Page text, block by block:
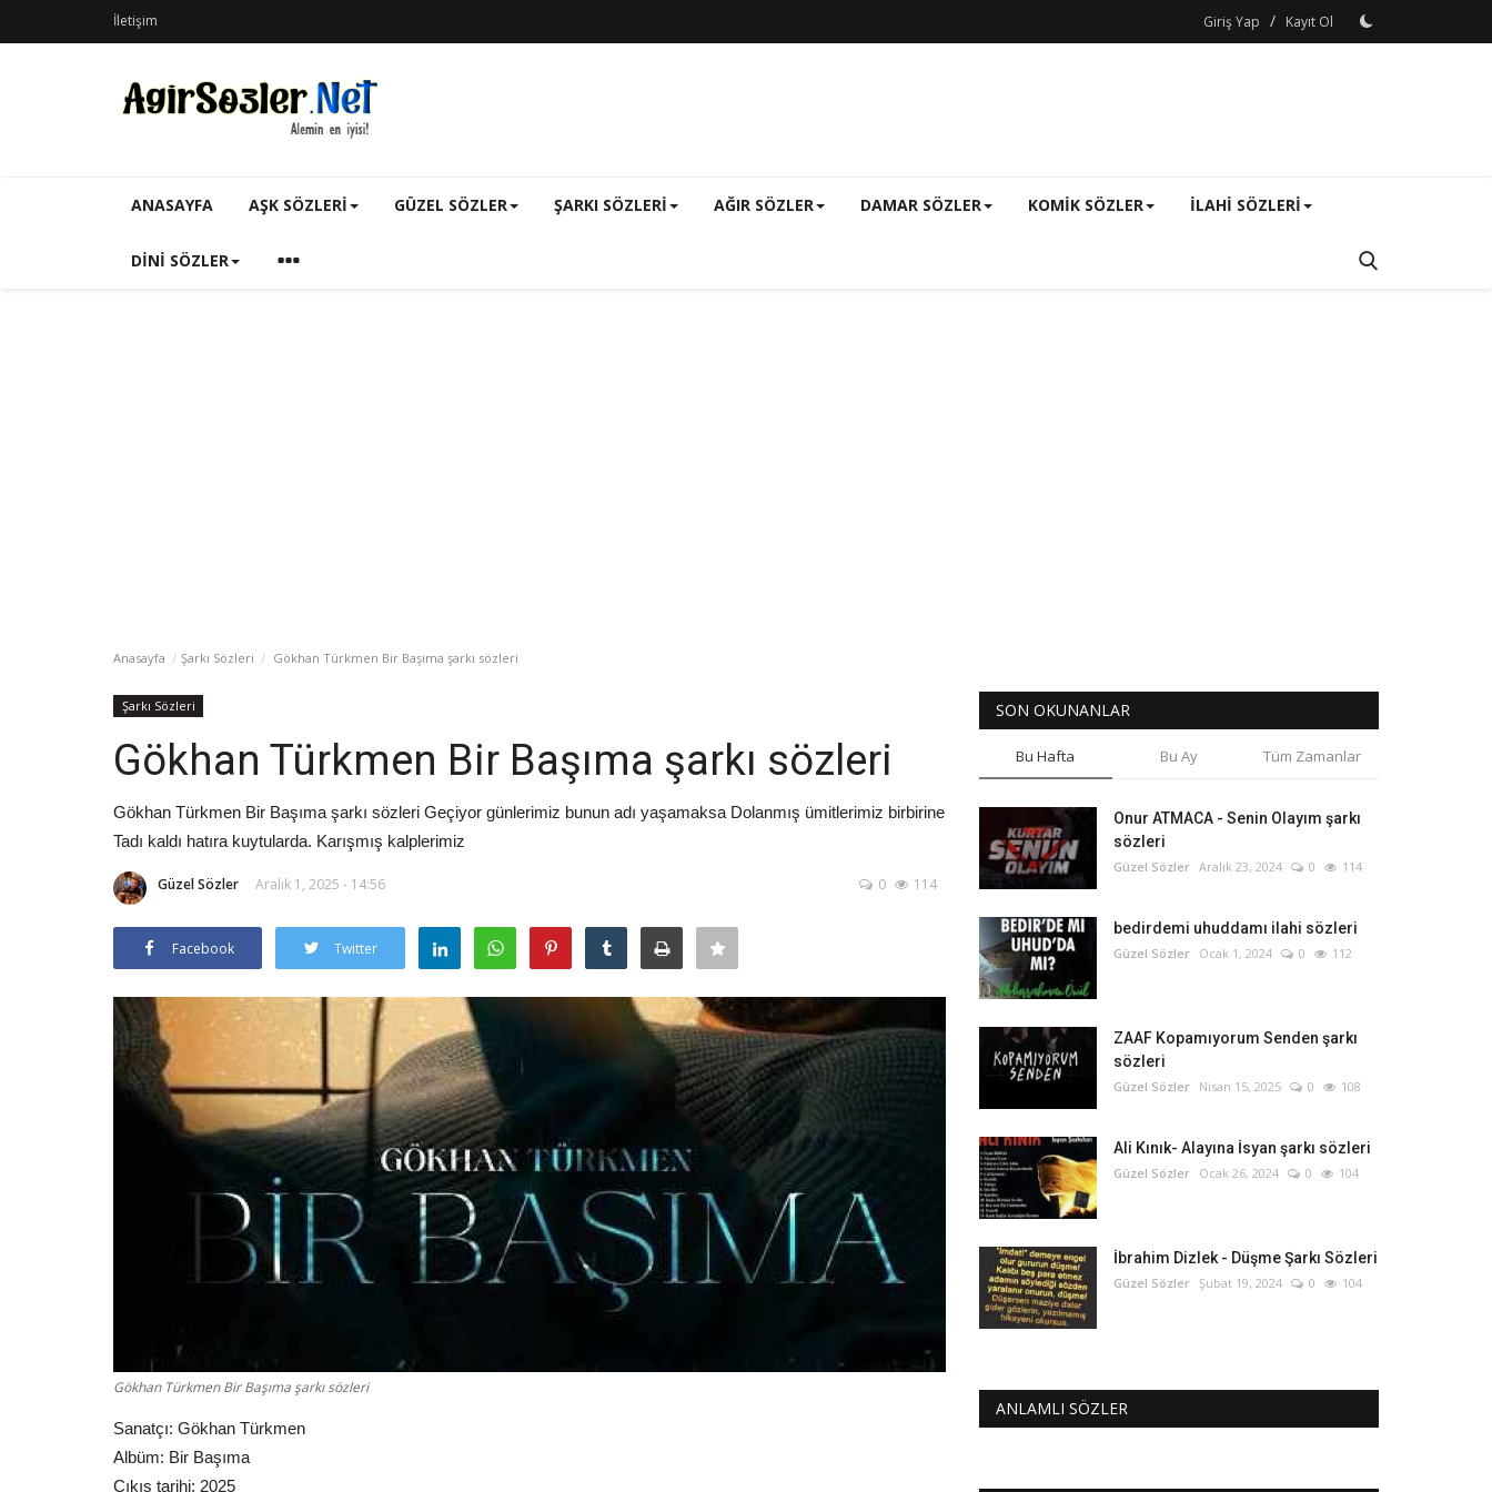
İletişim Giriş Yap / Kayıt Ol
ANASAYFA AŞK SÖZLERI GÜZEL SÖZLER ŞARKI SÖZLERI AĞIR SÖZLER DAMAR SÖZLER KOMIK SÖZLER ILAHI SÖZLERI
DINI SÖZLER
Anasayfa Şarkı Sözleri Gökhan Türkmen Bir Başıma şarkı sözleri
Şarkı Sözleri
Gökhan Türkmen Bir Başıma şarkı sözleri
Gökhan Türkmen Bir Başıma şarkı sözleri Geçiyor günlerimiz bunun adı yaşamaksa Dolanmış ümitlerimiz birbirine
Tadı kaldı hatıra kuytularda. Karışmış kalplerimiz
Güzel Sözler Aralık 1, 2025 - 14:56 0 114
Facebook Twitter
Gökhan Türkmen Bir Başıma şarkı sözleri
Sanatçı: Gökhan Türkmen
Albüm: Bir Başıma
Çıkış tarihi: 2025
SON OKUNANLAR
Bu Hafta Bu Ay Tüm Zamanlar
Onur ATMACA - Senin Olayım şarkı
sözleri
Güzel Sözler Aralık 23, 2024 0 114
bedirdemi uhuddamı ilahi sözleri
Güzel Sözler Ocak 1, 2024 0 112
ZAAF Kopamıyorum Senden şarkı
sözleri
Güzel Sözler Nisan 15, 2025 0 108
Ali Kınık- Alayına İsyan şarkı sözleri
Güzel Sözler Ocak 26, 2024 0 104
İbrahim Dizlek - Düşme Şarkı Sözleri
Güzel Sözler Şubat 19, 2024 0 104
ANLAMLI SÖZLER